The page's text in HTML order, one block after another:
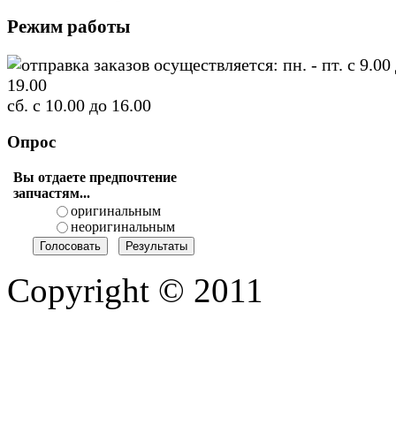
Режим работы
отправка заказов осуществляется: пн. - пт. с 9.00
19.00
сб. с 10.00 до 16.00
Опрос
Вы отдаете предпочтение
запчастям...
оригинальным
неоригинальным
Copyright © 2011